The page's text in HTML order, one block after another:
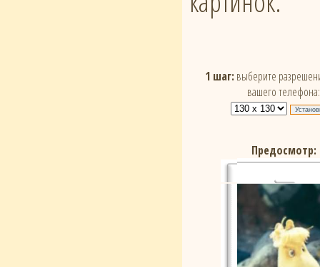
1 шаг: выберите
вашего телефона:
Предосмотр: